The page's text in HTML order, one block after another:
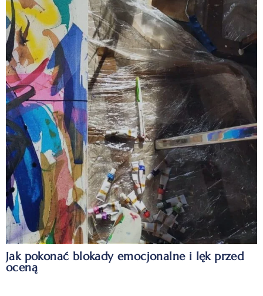
Jak pokonać blokady emocjonalne i lęk przed
oceną